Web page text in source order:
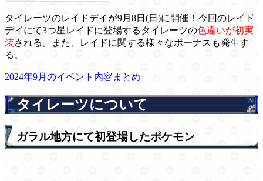
タイレーツのレイドデイが9月8日(日)に開催！今回のレイド
デイにて3つ星レイドに登場するタイレーツの色違いが初実
装される。また、レイドに関する様々なボーナスも発生す
る。
2024年9月のイベント内容まとめ
タイレーツについて
ガラル地方にて初登場したポケモン